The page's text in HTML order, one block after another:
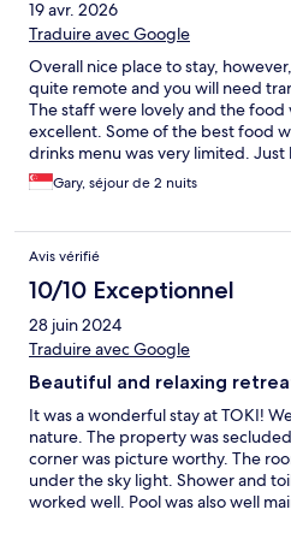
19 avr. 2026
Traduire avec Google
Overall nice place to stay,
quite remote and you will need
The staff were lovely and the food
excellent. Some of the best food
drinks menu was very limited. Just
Our room was lovely, but it was
actually see much whilst getting
bath that was in our room or have
there was only a trickle of water
negative about those things, but
price you are paying. The pool was
Gary, séjour de 2 nuits
Avis vérifié
10/10 Exceptionnel
28 juin 2024
Traduire avec Google
Beautiful and relaxing
It was a wonderful stay at TOKI!
nature. The property was
corner was picture worthy. The
under the sky light. Shower and
worked well. Pool was also well